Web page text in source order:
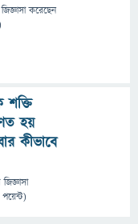
জিজ্ঞাসাকরেছেন
শক্তি
হয়
কীভাবে
জিজ্ঞাসা
পয়েন্ট)